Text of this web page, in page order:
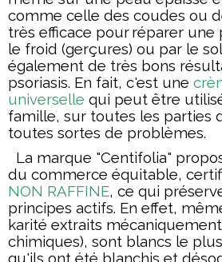
comme celle des coudes ou
très efficace pourréparer une
le froid (gerçures) ou par le
également de très bons
psoriasis. En fait, c'est une
universelle qui peut être
famille, sur toutes les parties
toutes sortes de problèmes.
La marque "Centifolia"
du commerce équitable,
NON RAFFINE, ce qui
principes actifs. En effet,
karité extraits
chimiques), sont blancs le
qu'ils ont été blanchis et